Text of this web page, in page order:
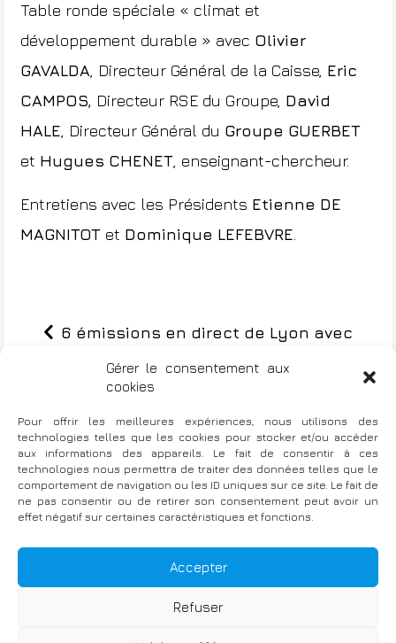
Gérer le consentement aux
cookies
Pour offrir les meilleures expériences, nous utilisons des
technologies telles que les cookies pour stocker et/ou accéder
aux informations des appareils. Le fait de consentir à ces
technologies nous permettra de traiter des données telles que le
comportement de navigation ou les ID uniques sur ce site. Le fait de
ne pas consentir ou de retirer son consentement peut avoir un
effet négatif sur certaines caractéristiques et fonctions.
Accepter
Refuser
Table ronde spéciale « climat et
développement durable » avec Olivier
GAVALDA, Directeur Général de la Caisse, Eric
CAMPOS, Directeur RSE du Groupe, David
HALE, Directeur Général du Groupe GUERBET
et Hugues CHENET, enseignant-chercheur.
Entretiens avec les Présidents Etienne DE
MAGNITOTet Dominique LEFEBVRE
v
i
g
a
t
i
o
6 émissions en direct de Lyon avec
l’ARFIS
Série vidéo pour le Cabinet Differencia
Fièrement propulsé par WordPress
Atlantis Themes